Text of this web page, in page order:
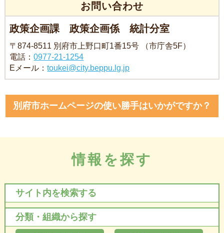
お問い合わせ
政策企画課 政策企画係 統計分室
〒874-8511 別府市上野口町1番15号 （市庁舎5F）
電話：0977-21-1254
Eメール：toukei@city.beppu.lg.jp
別府市ホームページの使い勝手はいかがですか？
情報を探す
サイト内を検索する
分類・組織から探す